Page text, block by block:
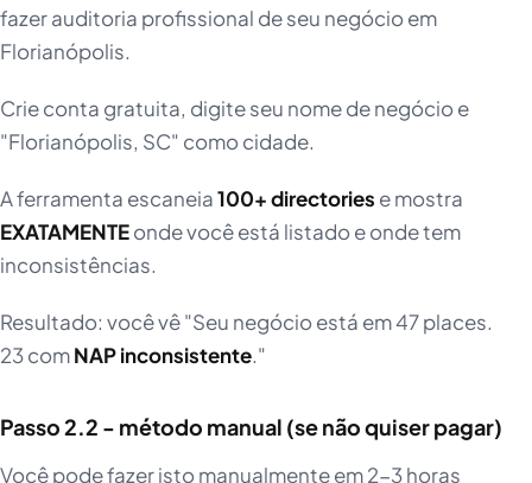
fazer auditoria profissional de seu negócio em
Florianópolis.
Crie conta gratuita, digite seu nome de negócio e
"Florianópolis, SC" como cidade.
A ferramenta escaneia100+ directories e mostra
EXATAMENTEonde você está listado e onde tem
inconsistências.
Resultado: você vê "Seu negócio está em 47 places.
23 comNAP inconsistente."
Passo 2.2 - método manual (se não quiser pagar)
Você pode fazer isto manualmente em 2-3 horas